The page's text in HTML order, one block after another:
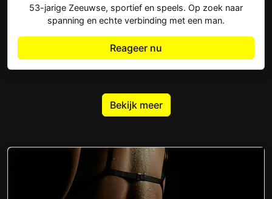
53-jarige Zeeuwse, sportief en speels. Op zoek naar
spanning en echte verbinding met een man.
Reageer nu
Bekijk meer